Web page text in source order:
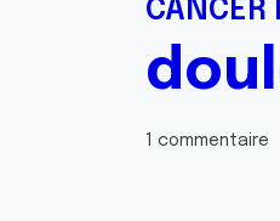
CANCER
1 commentaire